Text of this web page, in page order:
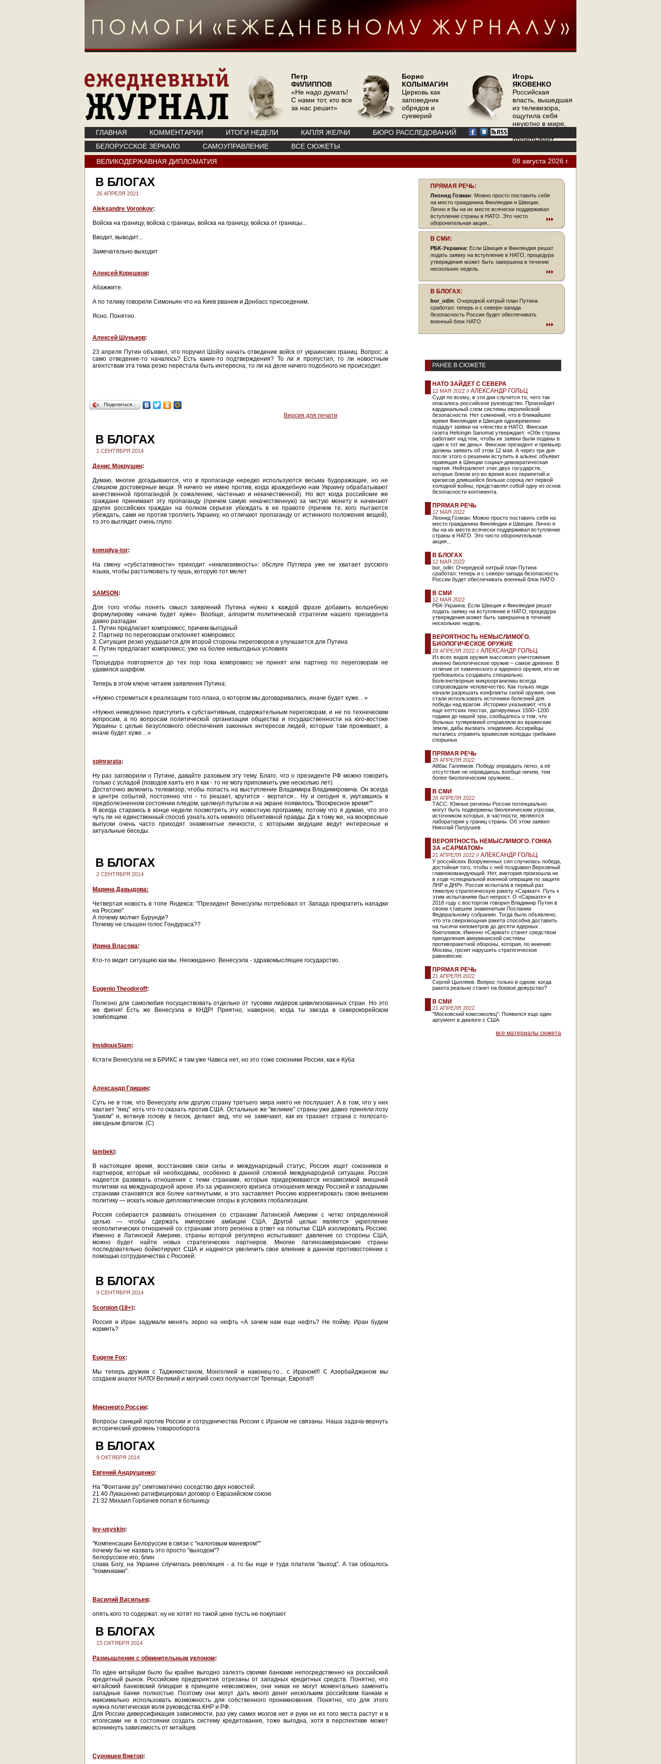
Петр
ФИЛИППОВ
«Не надо думать!
С нами тот, кто все
за нас решит»
Борис
КОЛЫМАГИН
Церковь как
заповедник
обрядов и
суеверий
Игорь
ЯКОВЕНКО
Российская
власть, вышедшая
из телевизора,
ощутила себя
неуютно в мире,
проигрывает
ГЛАВНАЯ КОММЕНТАРИИ ИТОГИ НЕДЕЛИ КАПЛЯ ЖЕЛЧИ
БЮРО РАССЛЕДОВАНИЙ
БЕЛОРУССКОЕ ЗЕРКАЛО
САМОУПРАВЛЕНИЕ
ВСЕ СЮЖЕТЫ
ВЕЛИКОДЕРЖАВНАЯ ДИПЛОМАТИЯ
08 августа 2026 г.
В БЛОГАХ
26 АПРЕЛЯ 2021
Aleksandre Voronkov:
Войска на границу, войска с границы, войска на границу, войска от границы...
Вводит, выводит...
Замечательно выходит
Алексей Корешков:
Абажжите.
А по телику говорили Симоньян что на Киев рванем и Донбасс присоеденим.
Ясно. Понятно.
Алексей Шуньков:
23 апреля Путин объявил, что поручил Шойгу начать отведение войск от украинских границ. Вопрос: а
само отведение-то началось? Есть какие-то подтверждения? То ли я пропустил, то ли новостным
агентствам эта тема резко перестала быть интересна, то ли на деле ничего подобного не происходит.
Поделиться…
Версия для печати
В БЛОГАХ
1 СЕНТЯБРЯ 2014
Денис Мокрушин:
Думаю, многие догадываются, что в пропаганде нередко используются весьма будоражащие, но не
слишком достоверные вещи. Я ничего не имею против, когда враждебную нам Украину обрабатывают
качественной пропагандой (к сожалению, частенько и некачественной). Но вот когда российские же
граждане принимают эту пропаганду (причем самую некачественную) за чистую монету и начинают
других российских граждан на полном серьезе убеждать в ее правоте (причем те, кого пытаются
убеждать, сами не против троллить Украину, но отличают пропаганду от истинного положения вещей),
то это выглядит очень глупо.
kompilya-tor:
На смену «субстативности» приходит «инклюзивность»: обслуге Путлера уже не хватает русского
языка, чтобы растолковать ту чушь, которую тот мелет
SAMSON :
Для того чтобы понять смысл заявлений Путина нужно к каждой фразе добавить волшебную
формулировку «иначе будет хуже». Вообще, алгоритм политической стратегии нашего президента
давно разгадан:
1. Путин предлагает компромисс, причем выгодный
2. Партнер по переговорам отклоняет компромисс
3. Ситуация резко ухудшается для второй стороны переговоров и улучшается для Путина
4. Путин предлагает компромисс, уже на более невыгодных условиях
—
Процедура повторяется до тех пор пока компромисс не принят или партнер по переговорам не
удавился шарфом.
Теперь в этом ключе читаем заявления Путина:
«Нужно стремиться к реализации того плана, о котором мы договаривались, иначе будет хуже…»
«Нужно немедленно приступить к субстантивным, содержательным переговорам, и не по техническим
вопросам, а по вопросам политической организации общества и государственности на юго-востоке
Украины с целью безусловного обеспечения законных интересов людей, которые там проживают, а
иначе будет хуже…»
spinrarata:
Ну раз заговорили о Путине, давайте разовьем эту тему. Благо, что о президенте РФ можно говорить
только с усладой (поводов хаять его я как - то не могу припомнить уже несколько лет).
Достаточно включить телевизор, чтобы попасть на выступление Владимира Владимировича. Он всегда
в центре событий, постоянно что - то решает, крутится - вертится... Ну и сегодня я, укутавшись в
предболезненном состоянии пледом, щелкнул пультом и на экране появилось "Воскресное время"".
Я всегда стараюсь в конце недели посмотреть эту новостную программу, потому что я думаю, что это
чуть ли не единственный способ узнать хоть немного объективной правды. Да к тому же, на воскресные
выпуски очень часто приходят знаменитые личности, с которыми ведущие ведут интересные и
актуальные беседы.
В БЛОГАХ
2 СЕНТЯБРЯ 2014
Марина Давыдова:
Четвертая новость в топе Яндекса: "Президент Венесуэлы потребовал от Запада прекратить нападки
на Россию".
А почему молчит Бурунди?
Почему не слышен голос Гондураса??
Ирина Власова:
Кто-то видит ситуацию как мы. Неожиданно. Венесуэла - здравомыслящее государство.
Eugenio Theodoroff:
Полезно для самолюбия посуществовать отдельно от тусовки лидеров цивилизованных стран. Но это
же фигня! Есть же Венесуэла и КНДР! Приятно, наверное, когда ты звезда в северокорейском
зомбоящике.
InsidiousSiam:
Кстати Венесуэла не в БРИКС и там уже Чавеса нет, но это тоже союзники России, как и Куба
Александр Гришин:
Суть не в том, что Венесуэлу или другую страну третьего мира никто не послушает. А в том, что у них
хватает "яиц" хоть что-то сказать против США. Остальные же "великие" страны уже давно приняли позу
"раком" и, воткнув голову в песок, делают вид, что не замечают, как их трахает страна с полосато-
звездным флагом. (С)
lambeki:
В настоящее время, восстановив свои силы и международный статус, Россия ищет союзников и
партнеров, которые ей необходимы, особенно в данной сложной международной ситуации. Россия
надеется развивать отношения с теми странами, которые придерживаются независимой внешней
политики на международной арене. Из-за украинского кризиса отношения между Россией и западными
странами становятся все более натянутыми, и это заставляет Россию корректировать свою внешнюю
политику — искать новые дипломатические опоры в условиях глобализации.
Россия собирается развивать отношения со странами Латинской Америки с четко определенной
целью — чтобы сдержать имперские амбиции США. Другой целью является укрепление
геополитических отношений со странами этого региона в ответ на попытки США изолировать Россию.
Именно в Латинской Америке, страны которой регулярно испытывают давление со стороны США,
можно будет найти новых стратегических партнеров. Многие латиноамериканские страны
последовательно бойкотируют США и надеются увеличить свое влияние в данном противостоянии с
помощью сотрудничества с Россией.
В БЛОГАХ
9 СЕНТЯБРЯ 2014
Scorpion (18+):
Россия и Иран задумали менять зерно на нефть =А зачем нам еще нефть? Не пойму. Иран будем
кормить?
Eugene Fox:
Мы теперь дружим с Таджикистаном, Монголией и наконец-то... с Ираном!!! С Азербайджаном мы
создаем аналог НАТО! Великий и могучий союз получается! Трепещи, Европа!!!
Минэнерго России:
Вопросы санкций против России и сотрудничества России с Ираном не связаны. Наша задача-вернуть
исторический уровень товарооборота
В БЛОГАХ
9 ОКТЯБРЯ 2014
Евгений Андрущенко:
На "Фонтанке.ру" симтоматично соседство двух новостей:
21:40 Лукашенко ратифицировал договор о Евразийском союзе
21:32 Михаил Горбачев попал в больницу
lev-usyskin:
"Компенсации Белоруссии в связи с "налоговым маневром""
почему бы не назвать это просто "выходом"?
белорусское иго, блин
слава Богу, на Украине случилась революция - а то бы еще и туда платили "выход". А так обошлось
"поминками".
Василий Васильев:
опять кого то содержат. ну не хотят по такой цене пусть не покупают
В БЛОГАХ
13 ОКТЯБРЯ 2014
Размышление с обвинительным уклоном:
По идее китайцам было бы крайне выгодно залезть своими банками непосредственно на российский
кредитный рынок. Российские предприятия отрезаны от западных кредитных средств. Понятно, что
китайский банковский блицкриг в принципе невозможен, они никак не могут моментально заменить
западные банки полностью. Поэтому они могут дать много денег нескольким российским банкам и
максимально использовать возможность для собственного проникновения. Понятно, что для этого
нужна политическая воля руководства КНР и РФ.
Для России диверсификация зависимости, раз ужу самих мозгов нет и руки не из того места растут и в
итогесами не в состоянии создать систему кредитования, тоже выгодна, хотя в перспективе может
возникнуть зависимость от китайцев.
Суровцев Виктор:
ПРЯМАЯ РЕЧЬ:
Леонид Гозман: Можно просто поставить себя
на место гражданина Финляндии и Швеции.
Лично я бы на их месте всячески поддерживал
вступление страны в НАТО. Это чисто
оборонительная акция...
В СМИ:
РБК-Украина: Если Швеция и Финляндия решат
подать заявку на вступление в НАТО, процедура
утверждения может быть завершена в течение
нескольких недель.
В БЛОГАХ:
bor_odin: Очередной хитрый план Путина
сработал: теперь и с северо-запада
безопасность России будет обеспечивать
военный блок НАТО
РАНЕЕ В СЮЖЕТЕ
НАТО ЗАЙДЕТ С СЕВЕРА
12 МАЯ 2022 // АЛЕКСАНДР ГОЛЬЦ
Судя по всему, в эти дни случится то, чего так
опасалось российское руководство. Произойдет
кардинальный слом системы европейской
безопасности. Нет сомнений, что в ближайшее
время Финляндия и Швеция одновременно
подадут заявки на членство в НАТО. Финская
газета Helsingin Sanomat утверждает: «Обе страны
работают над тем, чтобы их заявки были поданы в
один и тот же день». Финские президент и премьер
должны заявить об этом 12 мая. А через три дня
после этого о решении вступить в альянс объявит
правящая в Швеции социал-демократическая
партия. Нейтралитет этих двух государств,
которые блюли его во время всех перипетий и
кризисов длившейся больше сорока лет первой
холодной войны, представлял собой одну из основ
безопасности континента.
ПРЯМАЯ РЕЧЬ
12 МАЯ 2022
Леонид Гозман: Можно просто поставить себя на
место гражданина Финляндии и Швеции. Лично я
бы на их месте всячески поддерживал вступление
страны в НАТО. Это чисто оборонительная
акция...
В БЛОГАХ
12 МАЯ 2022
bor_odin: Очередной хитрый план Путина
сработал: теперь и с северо-запада безопасность
России будет обеспечивать военный блок НАТО
В СМИ
12 МАЯ 2022
РБК-Украина: Если Швеция и Финляндия решат
подать заявку на вступление в НАТО, процедура
утверждения может быть завершена в течение
нескольких недель.
ВЕРОЯТНОСТЬ НЕМЫСЛИМОГО.
БИОЛОГИЧЕСКОЕ ОРУЖИЕ
28 АПРЕЛЯ 2022 // АЛЕКСАНДР ГОЛЬЦ
Из всех видов оружия массового уничтожения
именно биологическое оружие – самое древнее. В
отличие от химического и ядерного оружия, его не
требовалось создавать специально.
Болезнетворные микроорганизмы всегда
сопровождали человечество. Как только люди
начали разрешать конфликты силой оружия, они
стали использовать источники болезней для
победы над врагом. Историки указывают, что в
еще хеттских текстах, датируемых 1500–1200
годами до нашей эры, сообщалось о том, что
больных туляремией отправляли во вражеские
земли, дабы вызвать эпидемию. Ассирийцы
пытались отравить вражеские колодцы грибками
спорыньи.
ПРЯМАЯ РЕЧЬ
28 АПРЕЛЯ 2022
Аббас Галлямов: Победу оправдать легко, а её
отсутствие не оправдаешь вообще ничем, тем
более биологическим оружием...
В СМИ
28 АПРЕЛЯ 2022
ТАСС: Южные регионы России потенциально
могут быть подвержены биологическим угрозам,
источником которых, в частности, являются
лаборатории у границ страны. Об этом заявил
Николай Патрушев
ВЕРОЯТНОСТЬ НЕМЫСЛИМОГО. ГОНКА
ЗА «САРМАТОМ»
21 АПРЕЛЯ 2022 // АЛЕКСАНДР ГОЛЬЦ
У российских Вооруженных сил случилась победа,
достойная того, чтобы с ней поздравил Верховный
главнокомандующий. Нет, виктория произошла не
в ходе «специальной военной операции по защите
ЛНР и ДНР». Россия испытала в первый раз
тяжелую стратегическую ракету «Сармат». Путь к
этим испытаниям был непрост. О «Сармате» в
2018 году с восторгом говорил Владимир Путин в
своем ставшем знаменитым Послании
Федеральному собранию. Тогда было объявлено,
что эта сверхмощная ракета способна доставить
на тысячи километров до десяти ядерных
боеголовок. Именно «Сармат» станет средством
преодоления американской системы
противоракетной обороны, которая, по мнению
Москвы, грозит нарушить стратегическое
равновесие.
ПРЯМАЯ РЕЧЬ
21 АПРЕЛЯ 2022
Сергей Цыпляев: Вопрос только в одном: когда
ракета реально станет на боевое дежурство?
В СМИ
21 АПРЕЛЯ 2022
"Московский комсомолец": Появился еще один
аргумент в диалоге с США
все материалы сюжета